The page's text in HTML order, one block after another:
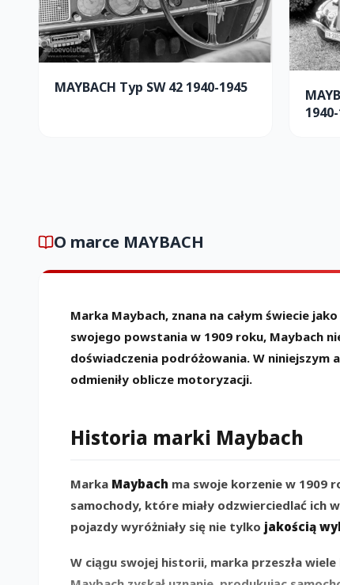
MAYBACH Typ SW 42 1940-1945
O marce MAYBACH
Marka Maybach, znana na całym świecie
swojego powstania w 1909 roku, Maybach
doświadczenia podróżowania. W
odmieniły oblicze motoryzacji.
Historia marki Maybach
Marka Maybach ma swoje korzenie w 1909
samochody, które miały odzwierciedlać ich
pojazdy wyróżniały się nie tylko jakością
W ciągu swojej historii, marka przeszła